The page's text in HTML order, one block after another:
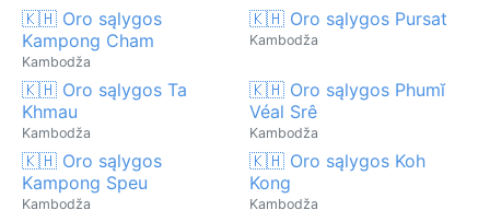
🇰🇭 Oro sąlygos
Kampong Cham
Kambodža
🇰🇭 Oro sąlygos Pursat
Kambodža
🇰🇭 Oro sąlygos Ta
Khmau
Kambodža
🇰🇭 Oro sąlygos Phumĭ
Véal Srê
Kambodža
🇰🇭 Oro sąlygos
Kampong Speu
Kambodža
🇰🇭 Oro sąlygos Koh
Kong
Kambodža